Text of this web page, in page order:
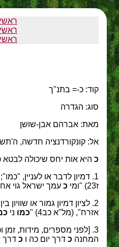
ראשי
ראשי
ראשי
קוד: כ-= בתנ"ך
סוג: הגדרה
מאת: אברהם אבן-שושן
אל: קונקורדנציה חדשה,
כ היא אות יחס שיכולה
1. דמיון לדבר או לעניין, "כמו"; למשל בפסוקים (בראשית א26) "נעשה אדם בצלמנו
ז23) "ומי
כ עמך ישראל גוי אחד
2. לציון דמיון גמור או שוויון בין דבר לדבר (על ידי תוספת כ- לשני הדברים המִדַּמִּים), "כזה כן זה"; למשל בפסוקים (בראשית יח25) "והיה
אזרח", (מל"א כב4) "
כמו ני
3. [לפני מספרים, מידות, זמן וכדומה] בערך, בקרוב; למשל בפסוקים (שמות יא4) "
המחנה כ דרך יום כה ו כ דרך יום